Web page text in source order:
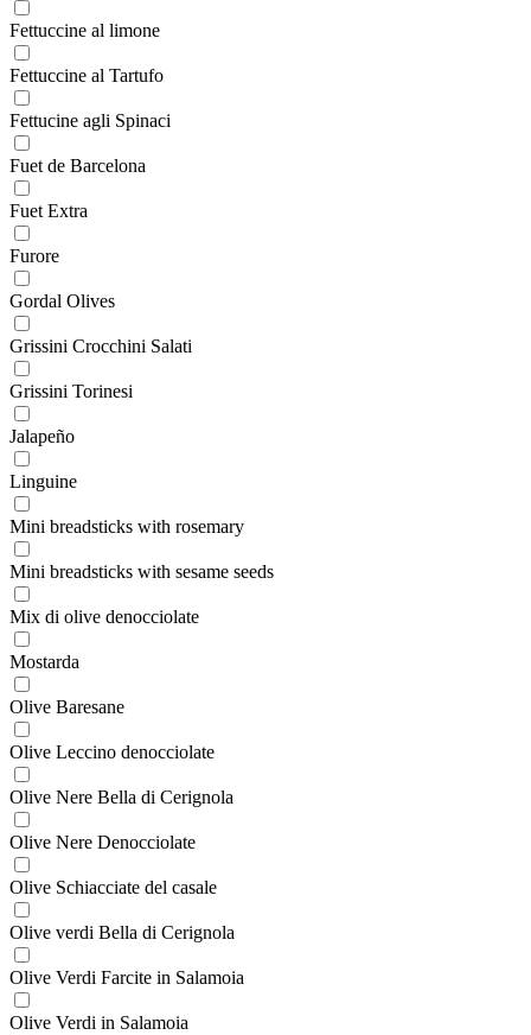
Fettuccine al limone
Fettuccine al Tartufo
Fettucine agli Spinaci
Fuet de Barcelona
Fuet Extra
Furore
Gordal Olives
Grissini Crocchini Salati
Grissini Torinesi
Jalapeño
Linguine
Mini breadsticks with rosemary
Mini breadsticks with sesame seeds
Mix di olive denocciolate
Mostarda
Olive Baresane
Olive Leccino denocciolate
Olive Nere Bella di Cerignola
Olive Nere Denocciolate
Olive Schiacciate del casale
Olive verdi Bella di Cerignola
Olive Verdi Farcite in Salamoia
Olive Verdi in Salamoia